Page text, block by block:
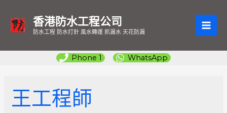
香港防水工程公司
防水工程 防水打針 風水轉運 抓漏水 天花防漏
Phone 1 WhatsApp
王工程師